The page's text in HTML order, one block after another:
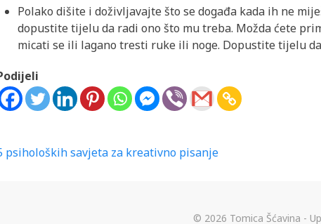
Polako dišite i doživljavajte što se događa kada ih ne
dopustite tijelu da radi ono što mu treba. Možda ćete
micati se ili lagano tresti ruke ili noge. Dopustite tijelu
psiholoških savjeta za kreativno pisanje
© 2026 Tomica Šćavina -